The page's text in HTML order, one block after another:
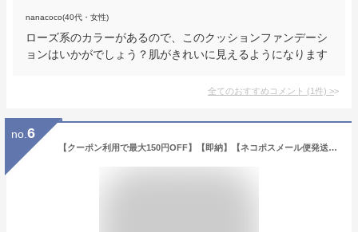
nanacoco(40代・女性)
ローズ系のカラーがあるので、このクッションファンデーシ
ョンはいかがでしょう？肌がきれいに見えるようになります
全てのおすすめコメント (1件) >
no. 6
【クーポン利用で最大150円OFF】【即納】【ネコポスメール便発送】shiseido 資生堂 マキアージュ MAQUillAGE ドラマティックパウダリー EX レフィル ピンクオークル10 9.3g パウダー ファンデーション【【4909978103798】